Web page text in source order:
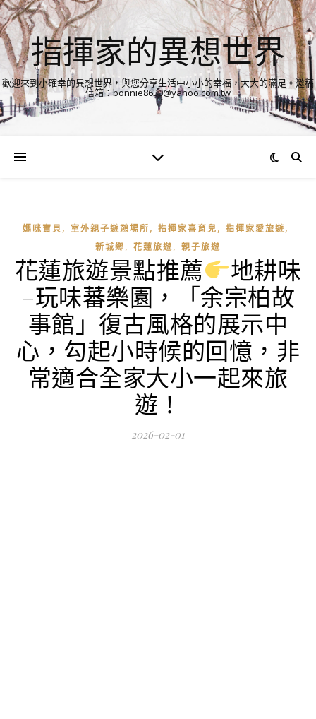
指揮家的異想世界
歡迎來到小確幸的異想世界，與您分享生活中小小的幸福，大大的滿足。邀稿
信箱：bonnie8630@yahoo.com.tw
媽咪寶貝, 室外親子遊憩場所, 指揮家喜育兒, 指揮家愛旅遊,
新城鄉, 花蓮旅遊, 親子旅遊
花蓮旅遊景點推薦
地耕味
–玩味蕃樂園，「余宗柏故
事館」復古風格的展示中
心，勾起小時候的回憶，非
常適合全家大小一起來旅
遊！
2026-02-01